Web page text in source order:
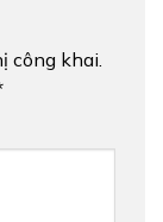
công khai.